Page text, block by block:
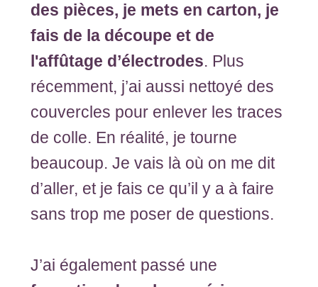
des pièces, je mets en carton, je
fais de la découpe et de
l'affûtage d’électrodes. Plus
récemment, j’ai aussi nettoyé des
couvercles pour enlever les traces
de colle. En réalité, je tourne
beaucoup. Je vais là où on me dit
d’aller, et je fais ce qu’il y a à faire
sans trop me poser de questions.
J’ai également passé une